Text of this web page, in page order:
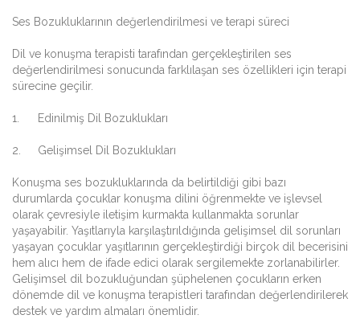
Ses Bozukluklarının değerlendirilmesi ve terapi süreci
Dil ve konuşma terapisti tarafından gerçekleştirilen ses
değerlendirilmesi sonucunda farklılaşan ses özellikleri için terapi
sürecine geçilir.
1. Edinilmiş Dil Bozuklukları
2. Gelişimsel Dil Bozuklukları
Konuşma ses bozukluklarında da belirtildiği gibi bazı
durumlarda çocuklar konuşma dilini öğrenmekte ve işlevsel
olarak çevresiyle iletişim kurmakta kullanmakta sorunlar
yaşayabilir. Yaşıtlarıyla karşılaştırıldığında gelişimsel dil sorunları
yaşayan çocuklar yaşıtlarının gerçekleştirdiği birçok dil becerisini
hem alıcı hem de ifade edici olarak sergilemekte zorlanabilirler.
Gelişimsel dil bozukluğundan şüphelenen çocukların erken
dönemde dil ve konuşma terapistleri tarafından değerlendirilerek
destek ve yardım almaları önemlidir.